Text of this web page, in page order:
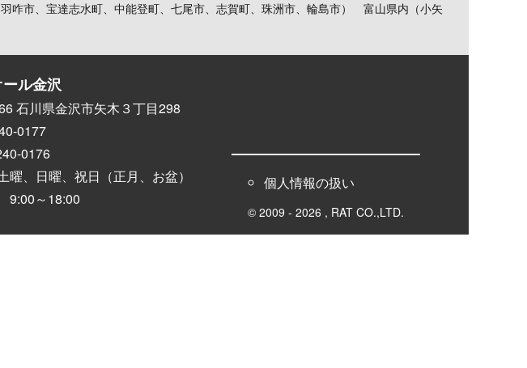
咋市、宝達志水町、中能登町、七尾市、志賀町、珠洲市、輪島市） 富山県内（小矢
ル金沢
石川県金沢市矢木３丁目298
0177
0176
、日曜、祝日（正月、お盆）
～18:00
個人情報の扱い
© 2009 - 2026 , RAT CO.,LTD.